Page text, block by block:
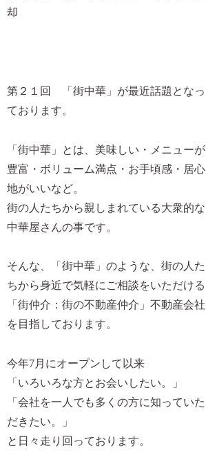
却
第２１回
「街中華」が最近話題となっ
ております。
「街中華」とは、美味しい・メニューが
豊富・ボリューム満点・お手頃感・居心
地がいいなど。
街の人たちから親しまれている大衆的な
中華屋さんの事です。
そんな、「街中華」のような、街の人た
ちから身近で気軽にご相談をいただける
「街仲介：街の不動産仲介」不動産会社
を目指しております。
今年7月にオープンして以来
「いろいろな方とお会いしたい。」
「会社を一人でも多くの方に知っていた
だきたい。」
と日々走り回っております。